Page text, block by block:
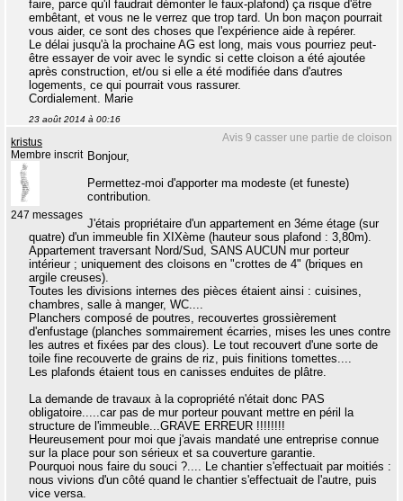
faire, parce qu'il faudrait démonter le faux-plafond) ça risque d'être
embêtant, et vous ne le verrez que trop tard. Un bon maçon pourrait
vous aider, ce sont des choses que l'expérience aide à repérer.
Le délai jusqu'à la prochaine AG est long, mais vous pourriez peut-
être essayer de voir avec le syndic si cette cloison a été ajoutée
après construction, et/ou si elle a été modifiée dans d'autres
logements, ce qui pourrait vous rassurer.
Cordialement. Marie
23 août 2014 à 00:16
Avis 9 casser une partie de cloison
kristus
Membre inscrit
247 messages
Bonjour,
Permettez-moi d'apporter ma modeste (et funeste)
contribution.
J'étais propriétaire d'un appartement en 3éme étage (sur
quatre) d'un immeuble fin XIXème (hauteur sous plafond : 3,80m).
Appartement traversant Nord/Sud, SANS AUCUN mur porteur
intérieur ; uniquement des cloisons en "crottes de 4" (briques en
argile creuses).
Toutes les divisions internes des pièces étaient ainsi : cuisines,
chambres, salle à manger, WC....
Planchers composé de poutres, recouvertes grossièrement
d'enfustage (planches sommairement écarries, mises les unes contre
les autres et fixées par des clous). Le tout recouvert d'une sorte de
toile fine recouverte de grains de riz, puis finitions tomettes....
Les plafonds étaient tous en canisses enduites de plâtre.
La demande de travaux à la copropriété n'était donc PAS
obligatoire.....car pas de mur porteur pouvant mettre en péril la
structure de l'immeuble...GRAVE ERREUR !!!!!!!!
Heureusement pour moi que j'avais mandaté une entreprise connue
sur la place pour son sérieux et sa couverture garantie.
Pourquoi nous faire du souci ?.... Le chantier s'effectuait par moitiés :
nous vivions d'un côté quand le chantier s'effectuait de l'autre, puis
vice versa.